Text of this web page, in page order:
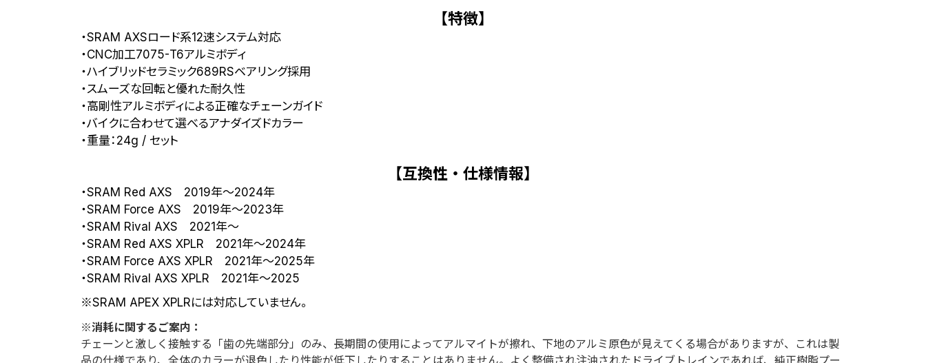
ド
セ
ラ
ミ
ッ
ク
プ
ー
個
【特徴】
・SRAM AXSロード系12速システム対応
・CNC加工7075-T6アルミボディ
・ハイブリッドセラミック689RSベアリング採用
・スムーズな回転と優れた耐久性
・高剛性アルミボディによる正確なチェーンガイド
・バイクに合わせて選べるアナダイズドカラー
・重量：24g / セット
【互換性・仕様情報】
・SRAM Red AXS 2019年〜2024年
・SRAM Force AXS 2019年〜2023年
・SRAM Rival AXS 2021年〜
・SRAM Red AXS XPLR 2021年〜2024年
・SRAM Force AXS XPLR 2021年〜2025年
・SRAM Rival AXS XPLR 2021年〜2025
※SRAM APEX XPLRには対応していません。
※消耗に関するご案内：
チェーンと激しく接触する「歯の先端部分」のみ、長期間の使用によってアルマイトが擦れ、下地のアルミ原色が見えてくる場合がありますが、これは製
品の仕様であり、全体のカラーが退色したり性能が低下したりすることはありません。よく整備され注油されたドライブトレインであれば、純正樹脂プー